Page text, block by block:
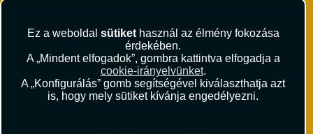
Ez a weboldal sütikethasznál az élmény fokozása
érdekében.
A „Mindent elfogadok”, gombra kattintva elfogadja a
cookie-irányelvünket.
A „Konfigurálás” gomb segítségével kiválaszthatja azt
is, hogy mely sütiket kívánja engedélyezni.
Utazási Csomag Szerződési Feltételek
Útlemondás-biztosítás Szerződési Feltételek
Utasbiztosítás Szerződési Feltételek
Repülőjegy Szerződési Feltételek
Adatvédelem